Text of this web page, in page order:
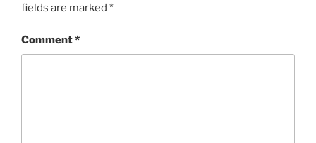
fields are marked *
Comment*